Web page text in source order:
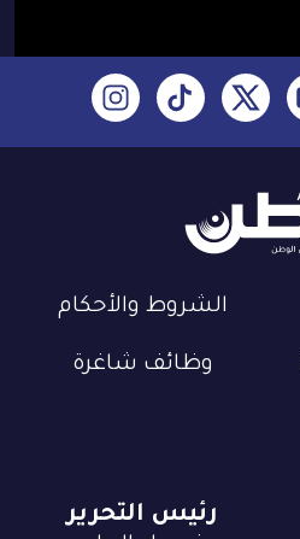
الشروط والأحكام
وظائف شاغرة
رئيس التحرير